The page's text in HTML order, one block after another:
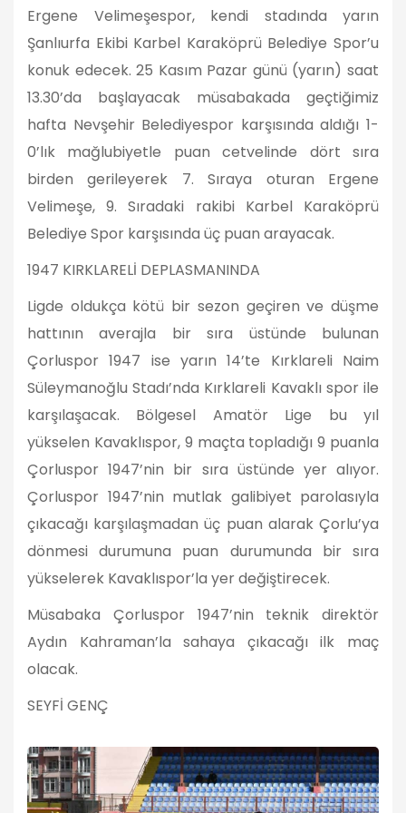
Ergene Velimeşespor, kendi stadında yarın
Şanlıurfa Ekibi Karbel Karaköprü Belediye Spor’u
konuk edecek. 25 Kasım Pazar günü (yarın) saat
13.30’da başlayacak müsabakada geçtiğimiz
hafta Nevşehir Belediyespor karşısında aldığı 1-
0’lık mağlubiyetle puan cetvelinde dört sıra
birden gerileyerek 7. Sıraya oturan Ergene
Velimeşe, 9. Sıradaki rakibi Karbel Karaköprü
Belediye Spor karşısında üç puan arayacak.
1947 KIRKLARELİ DEPLASMANINDA
Ligde oldukça kötü bir sezon geçiren ve düşme
hattının averajla bir sıra üstünde bulunan
Çorluspor 1947 ise yarın 14’te Kırklareli Naim
Süleymanoğlu Stadı’nda Kırklareli Kavaklı spor ile
karşılaşacak. Bölgesel Amatör Lige bu yıl
yükselen Kavaklıspor, 9 maçta topladığı 9 puanla
Çorluspor 1947’nin bir sıra üstünde yer alıyor.
Çorluspor 1947’nin mutlak galibiyet parolasıyla
çıkacağı karşılaşmadan üç puan alarak Çorlu’ya
dönmesi durumuna puan durumunda bir sıra
yükselerek Kavaklıspor’la yer değiştirecek.
Müsabaka Çorluspor 1947’nin teknik direktör
Aydın Kahraman’la sahaya çıkacağı ilk maç
olacak.
SEYFİ GENÇ